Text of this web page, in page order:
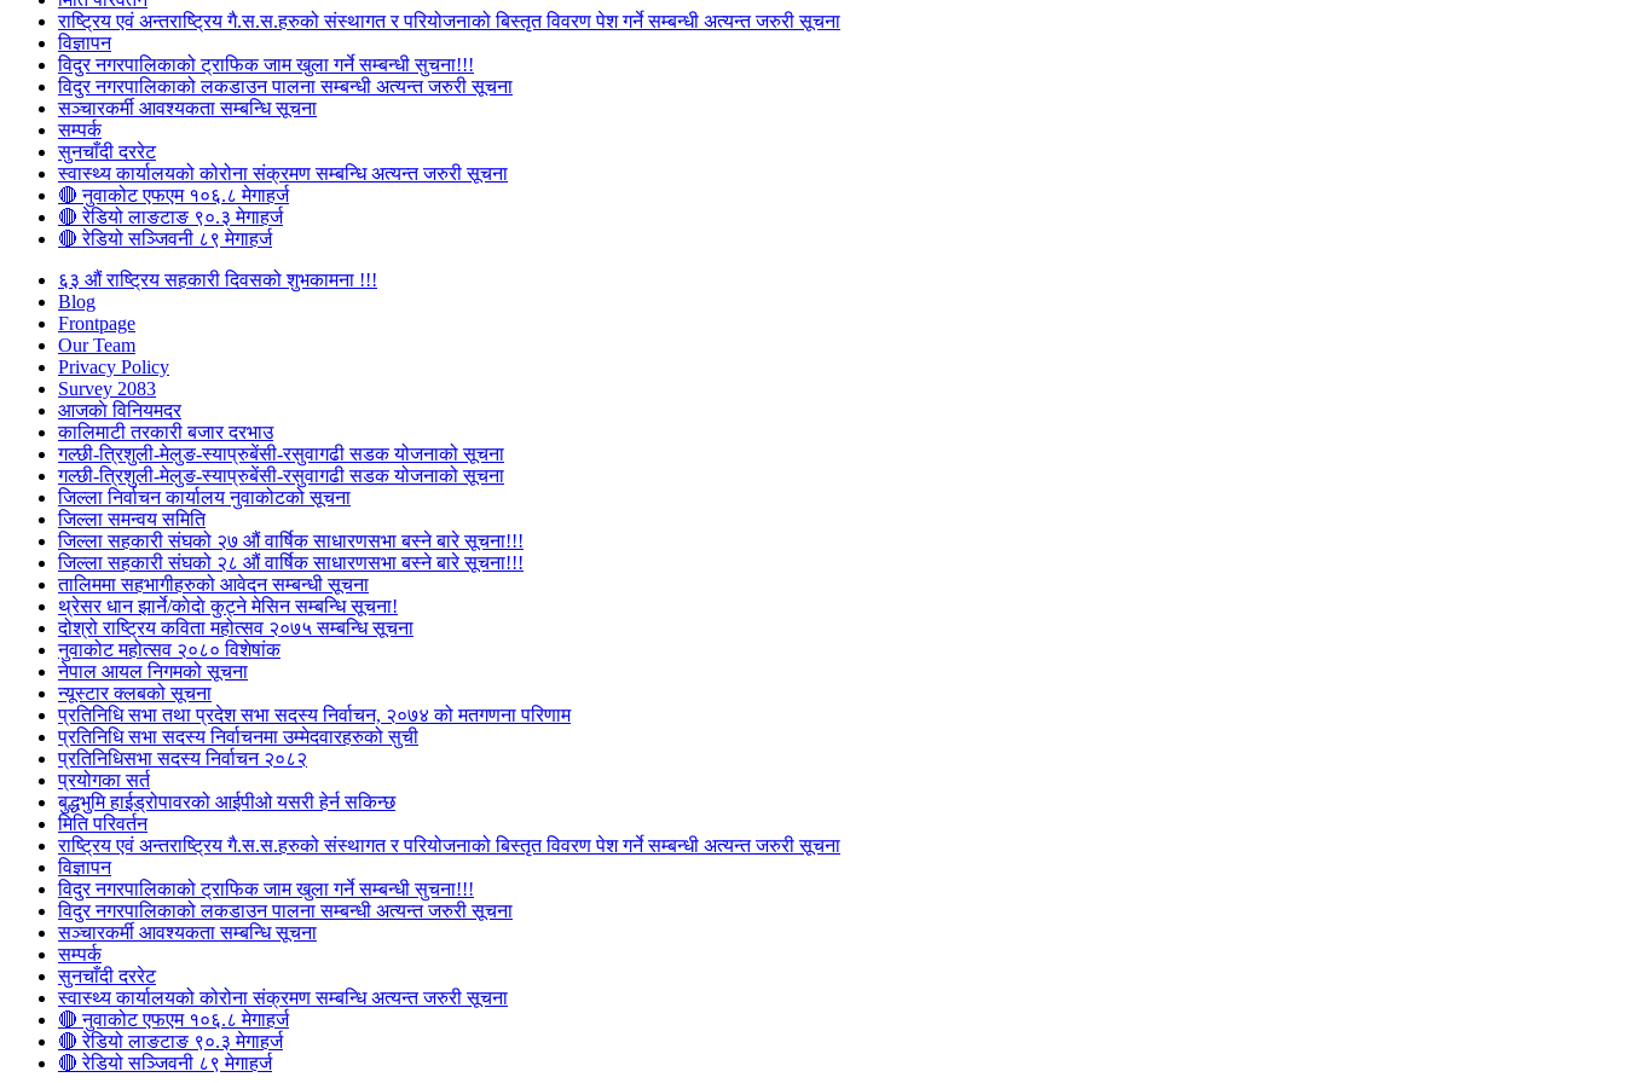
राष्ट्रिय एवं अन्तराष्ट्रिय गै.स.स.हरुको संस्थागत र परियोजनाको बिस्तृत विवरण पेश गर्ने सम्बन्धी अत्यन्त जरुरी सूचना
विज्ञापन
विदुर नगरपालिकाको ट्राफिक जाम खुला गर्ने सम्बन्धी सुचना!!!
विदुर नगरपालिकाको लकडाउन पालना सम्बन्धी अत्यन्त जरुरी सूचना
सञ्चारकर्मी आवश्यकता सम्बन्धि सूचना
सम्पर्क
सुनचाँदी दररेट
स्वास्थ्य कार्यालयको कोरोना संक्रमण सम्बन्धि अत्यन्त जरुरी सूचना
🔴 नुवाकोट एफएम १०६.८ मेगाहर्ज
🔴 रेडियो लाङटाङ ९०.३ मेगाहर्ज
🔴 रेडियो सञ्जिवनी ८९ मेगाहर्ज
६३ औं राष्ट्रिय सहकारी दिवसको शुभकामना !!!
Blog
Frontpage
Our Team
Privacy Policy
Survey 2083
आजकाे विनियमदर
कालिमाटी तरकारी बजार दरभाउ
गल्छी-त्रिशुली-मेलुङ-स्याप्रुबेंसी-रसुवागढी सडक योजनाको सूचना
गल्छी-त्रिशुली-मेलुङ-स्याप्रुबेंसी-रसुवागढी सडक योजनाको सूचना
जिल्ला निर्वाचन कार्यालय नुवाकोटको सूचना
जिल्ला समन्वय समिति
जिल्ला सहकारी संघको २७ औं वार्षिक साधारणसभा बस्ने बारे सूचना!!!
जिल्ला सहकारी संघको २८ औं वार्षिक साधारणसभा बस्ने बारे सूचना!!!
तालिममा सहभागीहरुको आवेदन सम्बन्धी सूचना
थ्रेसर धान झार्ने/काेदाे कुट्ने मेसिन सम्बन्धि सूचना!
दोश्रो राष्ट्रिय कविता महोत्सव २०७५ सम्बन्धि सूचना
नुवाकोट महोत्सव २०८० विशेषांक
नेपाल आयल निगमको सूचना
न्यूस्टार क्लबको सूचना
प्रतिनिधि सभा तथा प्रदेश सभा सदस्य निर्वाचन, २०७४ को मतगणना परिणाम
प्रतिनिधि सभा सदस्य निर्वाचनमा उम्मेदवारहरुको सुची
प्रतिनिधिसभा सदस्य निर्वाचन २०८२
प्रयोगका सर्त
बुद्धभुमि हाईड्रोपावरको आईपीओ यसरी हेर्न सकिन्छ
मिति परिवर्तन
राष्ट्रिय एवं अन्तराष्ट्रिय गै.स.स.हरुको संस्थागत र परियोजनाको बिस्तृत विवरण पेश गर्ने सम्बन्धी अत्यन्त जरुरी सूचना
विज्ञापन
विदुर नगरपालिकाको ट्राफिक जाम खुला गर्ने सम्बन्धी सुचना!!!
विदुर नगरपालिकाको लकडाउन पालना सम्बन्धी अत्यन्त जरुरी सूचना
सञ्चारकर्मी आवश्यकता सम्बन्धि सूचना
सम्पर्क
सुनचाँदी दररेट
स्वास्थ्य कार्यालयको कोरोना संक्रमण सम्बन्धि अत्यन्त जरुरी सूचना
🔴 नुवाकोट एफएम १०६.८ मेगाहर्ज
🔴 रेडियो लाङटाङ ९०.३ मेगाहर्ज
🔴 रेडियो सञ्जिवनी ८९ मेगाहर्ज